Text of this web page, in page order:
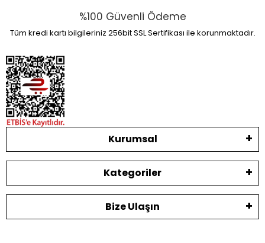
%100 Güvenli Ödeme
Tüm kredi kartı bilgileriniz 256bit SSL Sertifikası ile korunmaktadır.
Kurumsal
Kategoriler
Bize Ulaşın